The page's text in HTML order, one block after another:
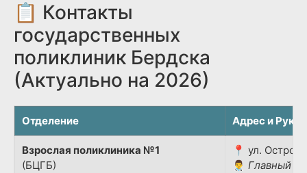
📋 Контакты
государственных
поликлиник Бердска
(Актуально на 2026)
Отделение Адрес и
Взрослая поликлиника №1
(БЦГБ)
📍 ул.
👨‍⚕️ Главный